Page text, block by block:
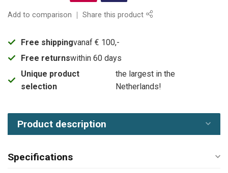
Add to comparison Share this product
Free shippingvanaf € 100,-
Free returnswithin 60 days
Unique product
selection
the largest in the
Netherlands!
Product description
Specifications